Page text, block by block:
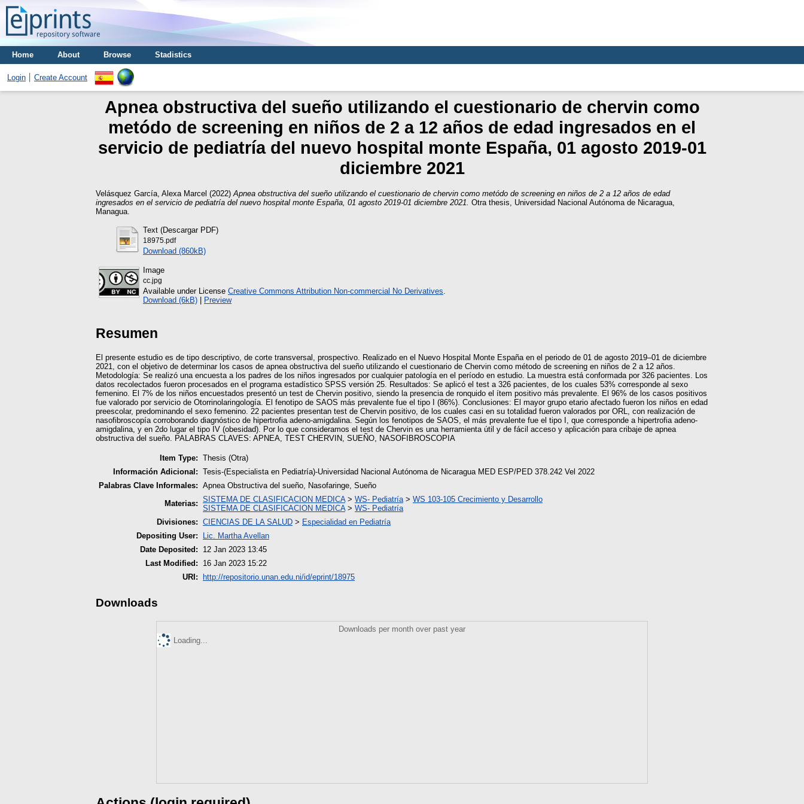
Home About Browse Stadistics
Login Create Account
Apnea obstructiva del sueño utilizando el cuestionario de chervin como
metódo de screening en niños de 2 a 12 años de edad ingresados en el
servicio de pediatría del nuevo hospital monte España, 01 agosto 2019-01
diciembre 2021
Velásquez García, Alexa Marcel (2022) Apnea obstructiva del sueño utilizando el cuestionario de chervin como metódo de screening en niños de 2 a 12 años de edad
ingresados en el servicio de pediatría del nuevo hospital monte España, 01 agosto 2019-01 diciembre 2021. Otra thesis, Universidad Nacional Autónoma de Nicaragua,
Managua.
Text (Descargar PDF)
18975.pdf
Download (860kB)
Image
cc.jpg
Available under License Creative Commons Attribution Non-commercial No Derivatives
Download (6kB) | Preview
Resumen
El presente estudio es de tipo descriptivo, de corte transversal, prospectivo. Realizado en el Nuevo Hospital Monte España en el periodo de 01 de agosto 2019–01 de diciembre
2021, con el objetivo de determinar los casos de apnea obstructiva del sueño utilizando el cuestionario de Chervin como método de screening en niños de 2 a 12 años.
Metodología: Se realizó una encuesta a los padres de los niños ingresados por cualquier patología en el período en estudio. La muestra está conformada por 326 pacientes. Los
datos recolectados fueron procesados en el programa estadístico SPSS versión 25. Resultados: Se aplicó el test a 326 pacientes, de los cuales 53% corresponde al sexo
femenino. El 7% de los niños encuestados presentó un test de Chervin positivo, siendo la presencia de ronquido el ítem positivo más prevalente. El 96% de los casos positivos
fue valorado por servicio de Otorrinolaringología. El fenotipo de SAOS más prevalente fue el tipo I (86%). Conclusiones: El mayor grupo etario afectado fueron los niños en edad
preescolar, predominando el sexo femenino. 22 pacientes presentan test de Chervin positivo, de los cuales casi en su totalidad fueron valorados por ORL, con realización de
nasofibroscopía corroborando diagnóstico de hipertrofia adeno-amigdalina. Según los fenotipos de SAOS, el más prevalente fue el tipo I, que corresponde a hipertrofia adeno-
amigdalina, y en 2do lugar el tipo IV (obesidad). Por lo que consideramos el test de Chervin es una herramienta útil y de fácil acceso y aplicación para cribaje de apnea
obstructiva del sueño. PALABRAS CLAVES: APNEA, TEST CHERVIN, SUEÑO, NASOFIBROSCOPIA
Item Type: Thesis (Otra)
Información Adicional: Tesis-(Especialista en Pediatría)-Universidad Nacional Autónoma de Nicaragua MED ESP/PED 378.242 Vel 2022
Palabras Clave Informales: Apnea Obstructiva del sueño, Nasofaringe, Sueño
Materias: SISTEMA DE CLASIFICACION MEDICA> WS- Pediatría > WS 103-105 Crecimiento y Desarrollo
SISTEMA DE CLASIFICACION MEDICA> WS- Pediatría
Divisiones: CIENCIAS DE LA SALUD > Especialidad en Pediatría
Depositing User:
Lic. Martha Avellan
Date Deposited:
12 Jan 2023 13:45
Last Modified:
16 Jan 2023 15:22
URI:
http://repositorio.unan.edu.ni/id/eprint/18975
Downloads
Downloads per month over past year
Loading...